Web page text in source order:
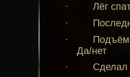
·
Лёг
·
·
Подъём
Да/нет
·
Сделал